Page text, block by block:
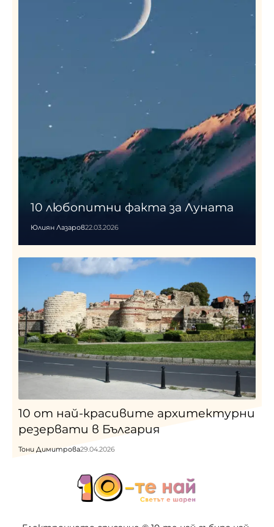
10 любопитни факта за Луната
Юлиян Лазаров22.03.2026
10 от най-красивите архитектурни
резервати в България
Тони Димитрова29.04.2026